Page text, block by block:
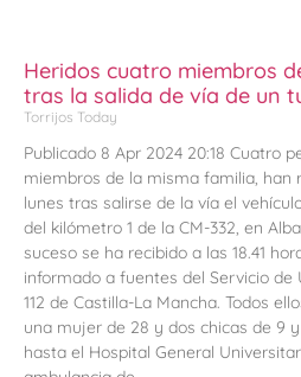
Heridos cuatro miembros
tras la salida de vía de un
Torrijos Today
Publicado 8 Apr 2024 20:18 Cuatro
miembros de la misma familia, han
lunes tras salirse de la vía el
del kilómetro 1 de la CM-332, en
suceso se ha recibido a las 18.41
informado a fuentes del Servicio de
112 de Castilla-La Mancha. Todos
una mujer de 28 y dos chicas de 9
hasta el Hospital General